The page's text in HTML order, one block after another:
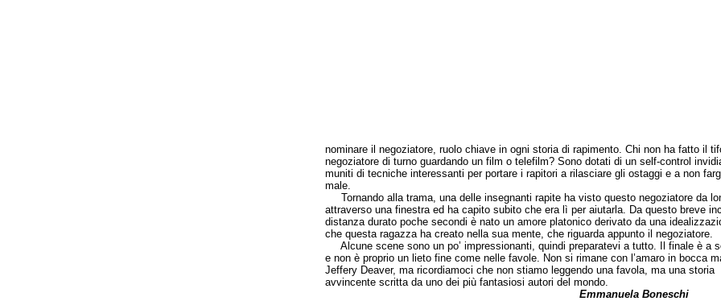
nominare il negoziatore, ruolo chiave in ogni storia di rapimento. Chi non ha fatto il
negoziatore di turno guardando un film o telefilm? Sono dotati di un self-control
muniti di tecniche interessanti per portare i rapitori a rilasciare gli ostaggi e a non
male.
Tornando alla trama, una delle insegnanti rapite ha visto questo negoziatore da
attraverso una finestra ed ha capito subito che era lì per aiutarla. Da questo breve
distanza durato poche secondi è nato un amore platonico derivato da una
che questa ragazza ha creato nella sua mente, che riguarda appunto il negoziatore.
Alcune scene sono un po’ impressionanti, quindi preparatevi a tutto. Il finale è a
e non è proprio un lieto fine come nelle favole. Non si rimane con l’amaro in bocca
Jeffery Deaver, ma ricordiamoci che non stiamo leggendo una favola, ma una storia
avvincente scritta da uno dei più fantasiosi autori del mondo.
Emmanuela Boneschi